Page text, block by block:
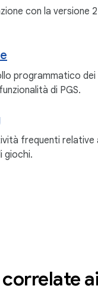
con la versione
programmatico
di PGS.
frequenti relative
giochi.